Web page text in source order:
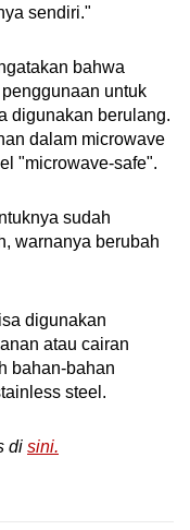
sendiri."
bahwa
untuk
digunakan berulang.
dalam microwave
"microwave-safe".
sudah
warnanya berubah
digunakan
atau cairan
bahan-bahan
steel.
di sini.